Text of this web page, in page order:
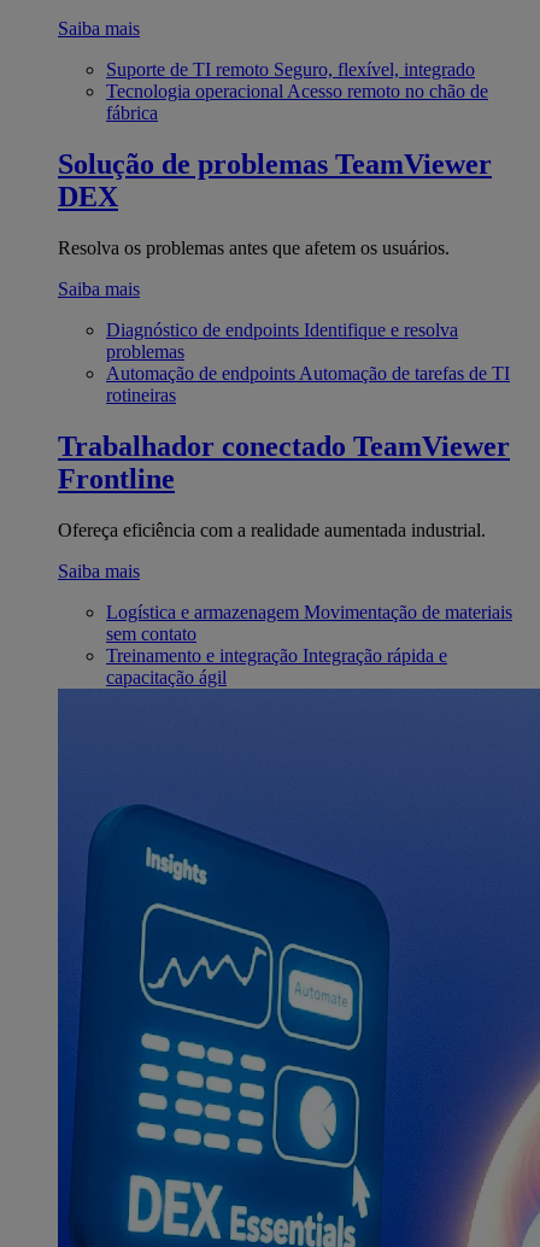
Saiba mais
Suporte de TI remoto Seguro, flexível, integrado
Tecnologia operacional Acesso remoto no chão de
fábrica
Solução de problemas TeamViewer
DEX
Resolva os problemas antes que afetem os usuários.
Saiba mais
Diagnóstico de endpoints Identifique e resolva
problemas
Automação de endpoints Automação de tarefas de TI
rotineiras
Trabalhador conectado TeamViewer
Frontline
Ofereça eficiência com a realidade aumentada industrial.
Saiba mais
Logística e armazenagem Movimentação de materiais
sem contato
Treinamento e integração Integração rápida e
capacitação ágil